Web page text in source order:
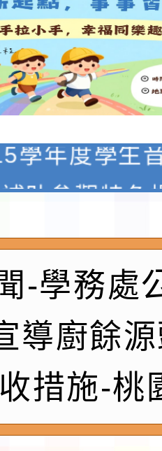
市115學年
」1份
學年度學生
補助參觀特色
TAIPEI臺北
術教育日」
年度第1學
代課鐘點教
告分次招考)
練課程
育總會划船
園市運動會
洋艇及
年度
接種對象擴
迎新活動暨
-學務處
導廚餘
措施-桃